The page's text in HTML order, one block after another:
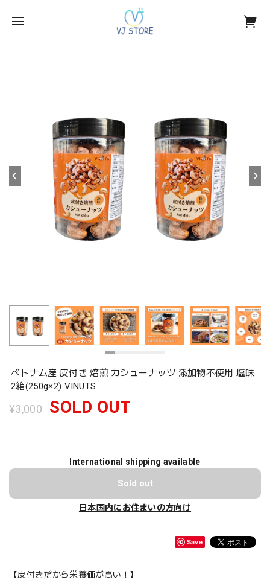
ベトナム産 皮付き 焙煎 カシューナッツ 添加物不使用 塩味
2箱(250g×2) VINUTS
¥3,000 SOLD OUT
International shipping available
Sold out
日本国内にお住まいの方向け
Save
【皮付きだから栄養価が高い！】